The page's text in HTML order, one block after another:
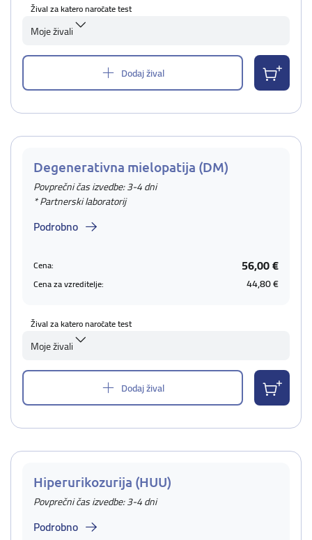
Žival za katero naročate test
Moje živali
Dodaj žival
Degenerativna mielopatija (DM)
Povprečni čas izvedbe: 3-4 dni
* Partnerski laboratorij
Podrobno
Cena: 56,00 €
Cena za vzreditelje: 44,80 €
Žival za katero naročate test
Moje živali
Dodaj žival
Hiperurikozurija (HUU)
Povprečni čas izvedbe: 3-4 dni
Podrobno